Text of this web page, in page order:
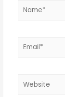
Name*
Email*
Website